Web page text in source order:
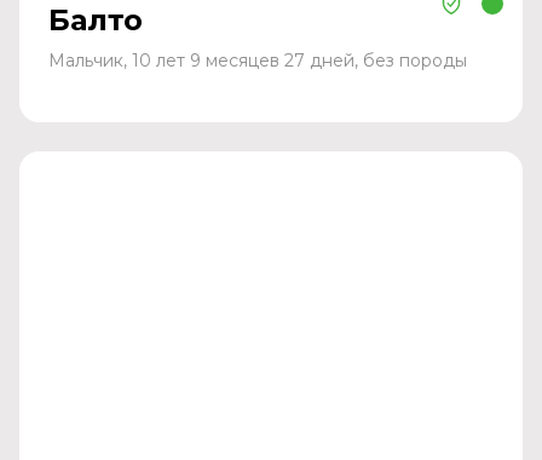
Балто
Мальчик, 10 лет 9 месяцев 27 дней, без породы